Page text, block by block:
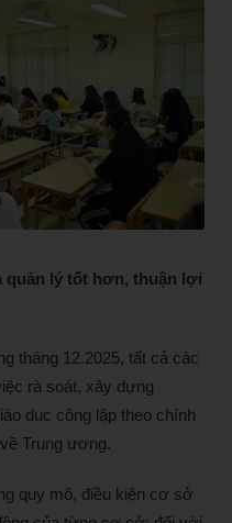
quản lý tốt hơn, thuận lợi
tháng 12.2025, tất cả các
rà soát, xây dựng
dục công lập theo chính
Trung ương.
quy mô, điều kiện cơ sở